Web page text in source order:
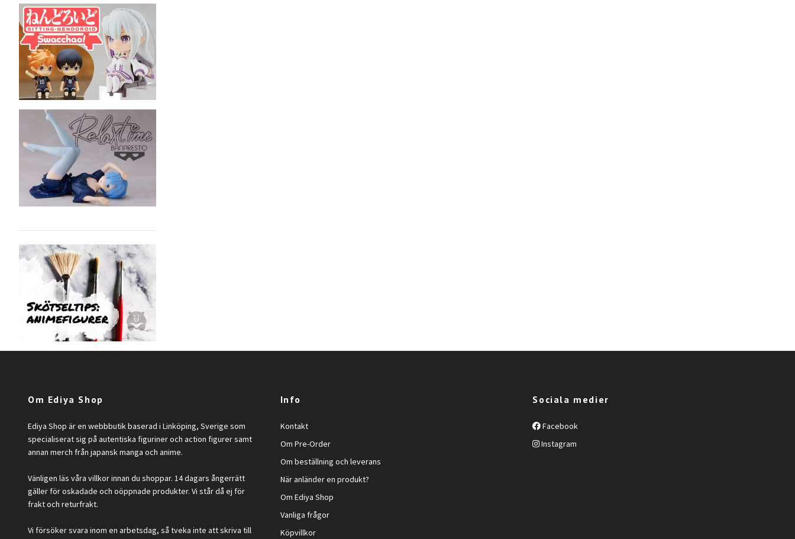
Om Ediya Shop
Ediya Shop är en webbbutik baserad i Linköping, Sverige som
specialiserat sig på autentiska figuriner och action figurer samt
annan merch från japansk manga och anime.
Vänligen läs våra villkor innan du shoppar. 14 dagars ångerrätt
gäller för oskadade och oöppnade produkter. Vi står då ej för
frakt och returfrakt.
Vi försöker svara inom en arbetsdag, så tveka inte att skriva till
Info
Kontakt
Om Pre-Order
Om beställning och leverans
När anländer en produkt?
Om Ediya Shop
Vanliga frågor
Köpvillkor
Sociala medier
Facebook
Instagram